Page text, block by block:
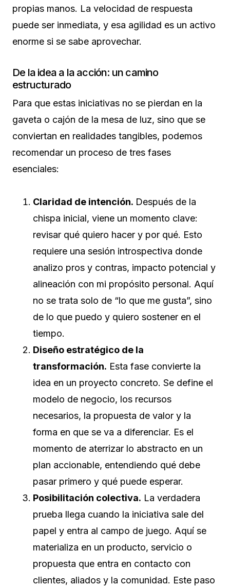
propias manos. La velocidad de respuesta
puede ser inmediata, y esa agilidad es un activo
enorme si se sabe aprovechar.
De la idea a la acción: un camino
estructurado
Para que estas iniciativas no se pierdan en la
gaveta o cajón de la mesa de luz, sino que se
conviertan en realidades tangibles, podemos
recomendar un proceso de tres fases
esenciales:
Claridad de intención. Después de la
chispa inicial, viene un momento clave:
revisar qué quiero hacer y por qué. Esto
requiere una sesión introspectiva donde
analizo pros y contras, impacto potencial y
alineación con mi propósito personal. Aquí
no se trata solo de “lo que me gusta”, sino
de lo que puedo y quiero sostener en el
tiempo.
Diseño estratégico de la
transformación. Esta fase convierte la
idea en un proyecto concreto. Se define el
modelo de negocio, los recursos
necesarios, la propuesta de valor y la
forma en que se va a diferenciar. Es el
momento de aterrizar lo abstracto en un
plan accionable, entendiendo qué debe
pasar primero y qué puede esperar.
Posibilitación colectiva. La verdadera
prueba llega cuando la iniciativa sale del
papel y entra al campo de juego. Aquí se
materializa en un producto, servicio o
propuesta que entra en contacto con
clientes, aliados y la comunidad. Este paso